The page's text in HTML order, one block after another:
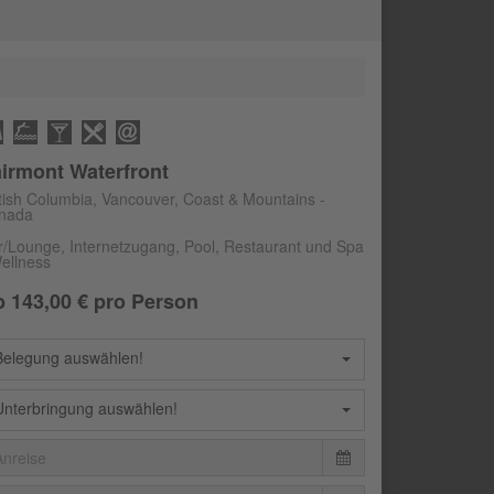
Waterfront
Columbia, Vancouver, Coast & Mountains -
Lounge, Internetzugang, Pool, Restaurant und Spa
143,00 € pro Person
auswählen!
auswählen!